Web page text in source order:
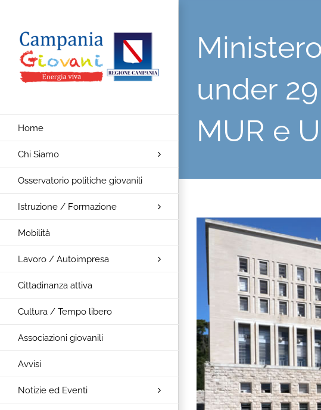
contenuto
Home
Chi Siamo
Osservatorio politiche giovanili
Istruzione / Formazione
Mobilità
Lavoro / Autoimpresa
Cittadinanza attiva
Cultura / Tempo libero
Associazioni giovanili
Avvisi
Notizie ed Eventi
under
MUR e
Ingrandisci
immagine